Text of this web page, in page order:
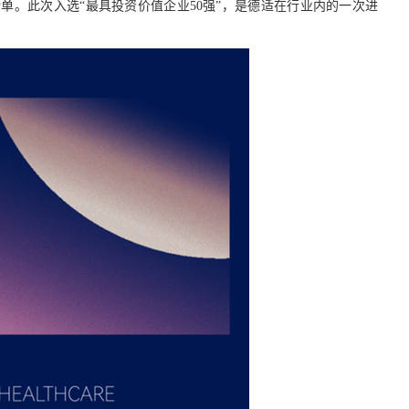
。此次入选“最具投资价值企业50强”，是德适在行业内的一次进